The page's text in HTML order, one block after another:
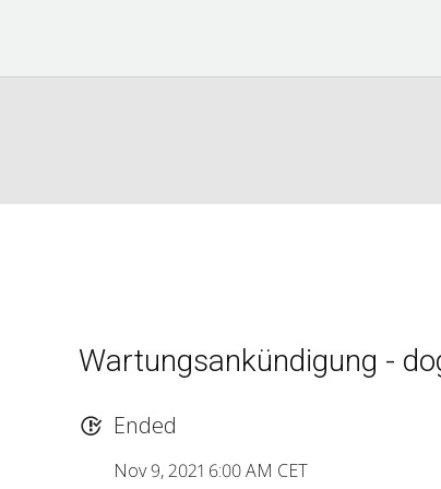
Wartungsankündigung -
Ended
Nov 9, 2021 6:00 AM CET